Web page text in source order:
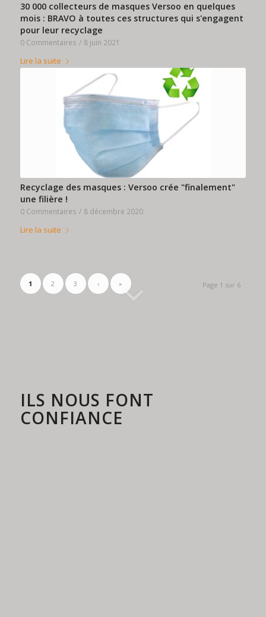
30 000 collecteurs de masques Versoo en quelques
mois : BRAVO à toutes ces structures qui s'engagent
pour leur recyclage
0 Commentaires / 8 juin 2021
Lire la suite
Recyclage des masques : Versoo crée "finalement"
une filière !
0 Commentaires / 8 décembre 2020
Lire la suite
Page 1 sur 6
1 2 3 › »
ILS NOUS FONT
CONFIANCE